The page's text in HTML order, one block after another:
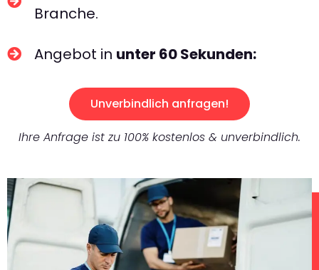
Branche.
Angebot in unter 60 Sekunden:
Unverbindlich anfragen!
Ihre Anfrage ist zu 100% kostenlos & unverbindlich.